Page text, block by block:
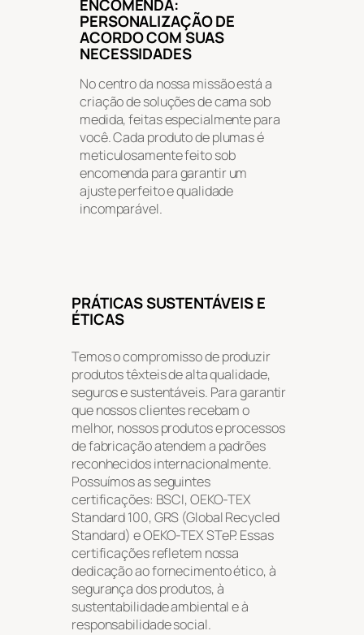
ENCOMENDA:
PERSONALIZAÇÃO DE
ACORDO COM SUAS
NECESSIDADES
No centro da nossa missão está a
criação de soluções de cama sob
medida, feitas especialmente para
você. Cada produto de plumas é
meticulosamente feito sob
encomenda para garantir um
ajuste perfeito e qualidade
incomparável.
PRÁTICAS SUSTENTÁVEIS E
ÉTICAS
Temos o compromisso de produzir
produtos têxteis de alta qualidade,
seguros e sustentáveis. Para garantir
que nossos clientes recebam o
melhor, nossos produtos e processos
de fabricação atendem a padrões
reconhecidos internacionalmente.
Possuímos as seguintes
certificações: BSCI, OEKO-TEX
Standard 100, GRS (Global Recycled
Standard) e OEKO-TEX STeP. Essas
certificações refletem nossa
dedicação ao fornecimento ético, à
segurança dos produtos, à
sustentabilidade ambiental e à
responsabilidade social.